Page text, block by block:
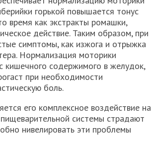
горькой повышается тонус
время как экстракты ромашки,
действие. Таким образом, при
симптомы, как изжога и отрыжка
Нормализация моторики
кишечного содержимого в желудок,
при необходимости
боль.
его комплексное воздействие на
системы страдают
нивелировать эти проблемы